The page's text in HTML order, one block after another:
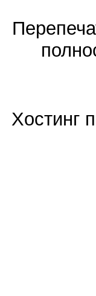
Хостинг